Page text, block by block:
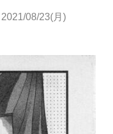
2021/08/23(月)